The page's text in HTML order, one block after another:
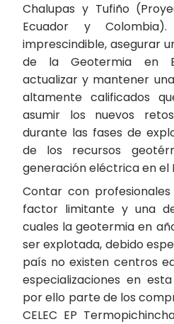
Chalupas y Tufiño
Ecuador y
imprescindible, asegurar
de la Geotermia en
actualizar y mantener
altamente calificados
asumir los nuevos
durante las fases de
de los recursos
generación eléctrica en el
Contar con
factor limitante y una
cuales la geotermia en
ser explotada, debido
país no existen centros
especializaciones en
por ello parte de los
CELEC EP